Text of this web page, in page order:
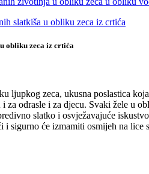
obliku zeca iz crtića
ljupkog zeca, ukusna poslastica
za odrasle i za djecu. Svaki žele u
slatko i osvježavajuće
sigurno će izmamiti osmijeh na